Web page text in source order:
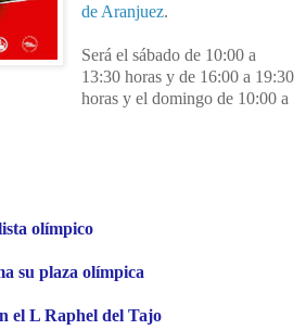
de Aranjuez.
Será el sábado de 10:00 a
13:30 horas y de 16:00 a 19:30
horas y el domingo de 10:00 a
olímpico
su plaza olímpica
el L Raphel del Tajo